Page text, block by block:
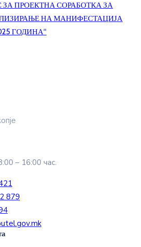
ЗА ПРОЕКТНА СОРАБОТКА ЗА
НА МАНИФЕСТАЦИЈА
ГОДИНА“
– 16:00 час.
879